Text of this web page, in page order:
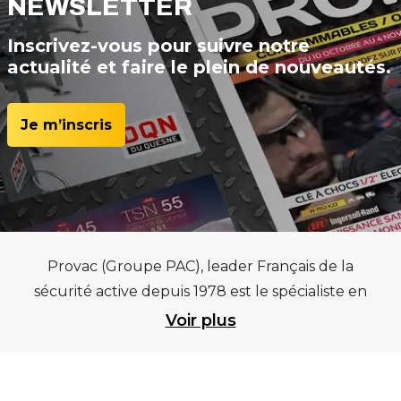
NEWSLETTER
Inscrivez-vous pour suivre notre
actualité et faire le plein de nouveautés.
Je m’inscris
Provac (Groupe PAC), leader Français de la
sécurité active depuis 1978 est le spécialiste en
équipements pour garages et centres
Voir plus